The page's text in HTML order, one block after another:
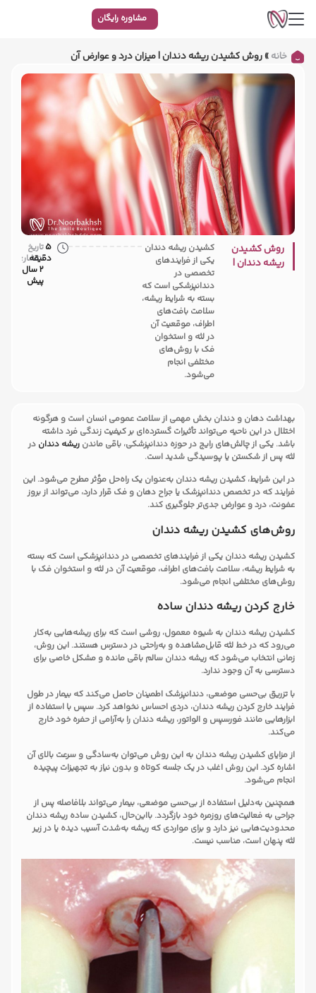
مشاوره رایگان
خانه»روش كشيدن ریشه دندان | میزان درد و عوارض آن
روش كشيدن
ریشه دندان |
کشیدن ریشه دندان
یکی از فرایندهای
تخصصی در
دندانپزشکی است که
بسته به شرایط ریشه،
سلامت بافت‌های
اطراف، موقعیت آن
در لثه و استخوان
فک با روش‌های
مختلفی انجام
می‌شود.
5
دقیقه
تاریخ
انتشار:
2 سال
پیش
بهداشت دهان و دندان بخش مهمی از سلامت عمومی انسان است و هرگونه
اختلال در این ناحیه می‌تواند تأثیرات گسترده‌ای بر کیفیت زندگی فرد داشته
باشد. یکی از چالش‌های رایج در حوزه دندانپزشکی، باقی ماندن ریشه دندان در
لثه پس از شکستن یا پوسیدگی شدید است.
در این شرایط، کشیدن ریشه دندان به‌عنوان یک راه‌حل مؤثر مطرح می‌شود. این
فرایند که در تخصص دندانپزشک یا جراح دهان و فک قرار دارد، می‌تواند از بروز
عفونت، درد و عوارض جدی‌تر جلوگیری کند.
روش‌های کشیدن ریشه دندان
کشیدن ریشه دندان یکی از فرایندهای تخصصی در دندانپزشکی است که بسته
به شرایط ریشه، سلامت بافت‌های اطراف، موقعیت آن در لثه و استخوان فک با
روش‌های مختلفی انجام می‌شود.
خارج کردن ریشه دندان ساده
کشیدن ریشه دندان به شیوه معمول، روشی است که برای ریشه‌هایی به‌کار
می‌رود که در خط لثه قابل‌مشاهده و به‌راحتی در دسترس هستند. این روش،
زمانی انتخاب می‌شود که ریشه دندان سالم باقی مانده و مشکل خاصی برای
دسترسی به آن وجود ندارد.
با تزریق بی‌حسی موضعی، دندانپزشک اطمینان حاصل می‌کند که بیمار در طول
فرایند خارج کردن ریشه دندان، دردی احساس نخواهد کرد. سپس با استفاده از
ابزارهایی مانند فورسپس و الواتور، ریشه دندان را به‌آرامی از حفره خود خارج
می‌کند.
از مزایای کشیدن ریشه دندان به این روش می‌توان به‌سادگی و سرعت بالای آن
اشاره کرد. این روش اغلب در یک جلسه کوتاه و بدون نیاز به تجهیزات پیچیده
انجام می‌شود.
همچنین به‌دلیل استفاده از بی‌حسی موضعی، بیمار می‌تواند بلافاصله پس از
جراحی به فعالیت‌های روزمره خود بازگردد. بااین‌حال، کشیدن ساده ریشه دندان
محدودیت‌هایی نیز دارد و برای مواردی که ریشه به‌شدت آسیب دیده یا در زیر
لثه پنهان است، مناسب نیست.